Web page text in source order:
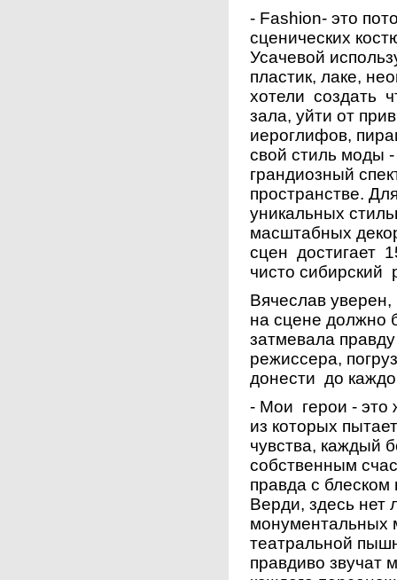
- Fashion- это
сценических
Усачевой
пластик, лаке,
хотели создать
зала, уйти от
иероглифов,
свой стиль моды
грандиозный
пространстве.
уникальных
масштабных
сцен достигает
чисто сибирский
Вячеслав
на сцене должно
затмевала
режиссера,
донести до
- Мои герои - это
из которых
чувства, каждый
собственным
правда с блеском
Верди, здесь нет
монументальных
театральной
правдиво звучат